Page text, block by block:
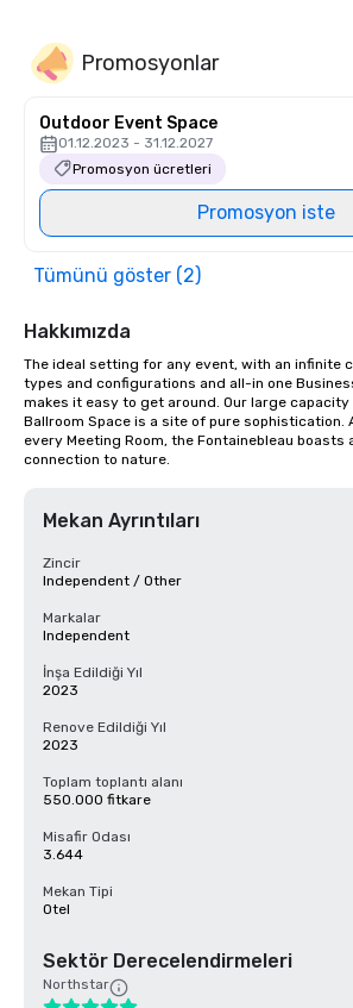
Promosyonlar
Outdoor Event Space
01.12.2023 - 31.12.2027
Promosyon ücretleri
Promosyon iste
Tümünü göster (2)
Hakkımızda
The ideal setting for any event, with an infinite
types and configurations and all-in one
makes it easy to get around. Our large
Ballroom Space is a site of pure sophistication.
every Meeting Room, the Fontainebleau boasts
connection to nature.
Mekan Ayrıntıları
Zincir
Independent / Other
Markalar
Independent
İnşa Edildiği Yıl
2023
Renove Edildiği Yıl
2023
Toplam toplantı alanı
550.000 fitkare
Misafir Odası
3.644
Mekan Tipi
Otel
Sektör Derecelendirmeleri
Northstar